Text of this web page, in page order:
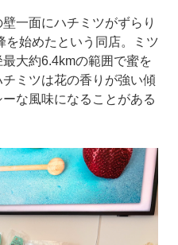
一面にハチミツがずらり
を始めたという同店。ミツ
大約6.4kmの範囲で蜜を
ミツは花の香りが強い傾
な風味になることがある